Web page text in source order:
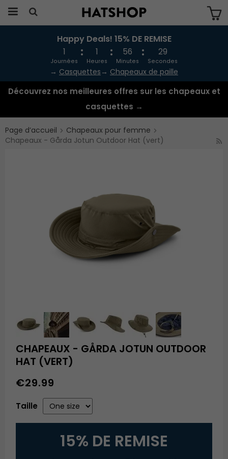
Produkten har blivit tillagd i varukorgen
Happy Deals! 15% DE REMISE
1
Journées
1
Heures
56
Minutes
28
Secondes
→ Casquettes → Chapeaux de paille
Découvrez nos meilleures offres sur les chapeaux et
casquettes →
Page d’accueil
Chapeaux pour femme
Chapeaux - Gårda Jotun Outdoor Hat (vert)
CHAPEAUX - GÅRDA JOTUN OUTDOOR
HAT (VERT)
€29.99
Taille
15% DE REMISE